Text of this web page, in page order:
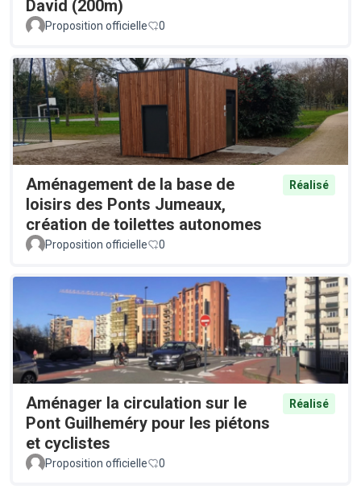
David (200m)
Proposition officielle 0
Aménagement de la base de
loisirs des Ponts Jumeaux,
création de toilettes autonomes
Réalisé
Proposition officielle 0
Aménager la circulation sur le
Pont Guilheméry pour les piétons
et cyclistes
Réalisé
Proposition officielle 0